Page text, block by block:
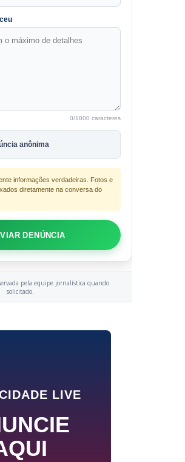
0/1800 caracteres
anônima
informações verdadeiras. Fotos e
diretamente na conversa do
DENÚNCIA
pela equipe jornalística quando
solicitado.
LIVE